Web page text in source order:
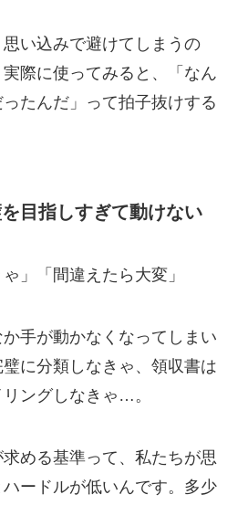
思い込みで避けてしまうの
際に使ってみると、「なん
たんだ」って拍子抜けする
目指しすぎて動けない
」「間違えたら大変」
手が動かなくなってしまい
に分類しなきゃ、領収書は
ングしなきゃ…。
める基準って、私たちが思
ードルが低いんです。多少